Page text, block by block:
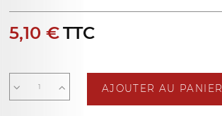
5,10 €TTC
AJOUTER AU PANIER